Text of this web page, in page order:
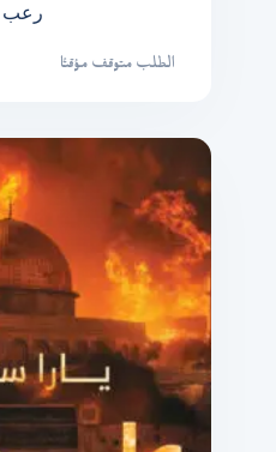
رعب
الطلب متوقف مؤقتًا